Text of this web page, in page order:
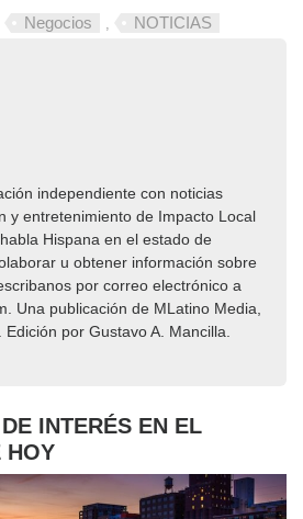
Negocios NOTICIAS
independiente con noticias
y entretenimiento de Impacto Local​​
Hispana en el estado de
u obtener información sobre
por correo electrónico a
Una publicación de MLatino Media,
por Gustavo A. Mancilla.
INTERÉS EN EL
HOY